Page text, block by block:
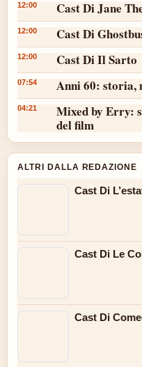
12:00 Cast Di Jane
12:00 Cast Di
12:00 Cast Di Il Sarto
07:54 Anni 60: storia,
04:21
Mixed by Erry:
del film
ALTRI DALLA REDAZIONE
Cast Di
Cast Di Le
Cast Di